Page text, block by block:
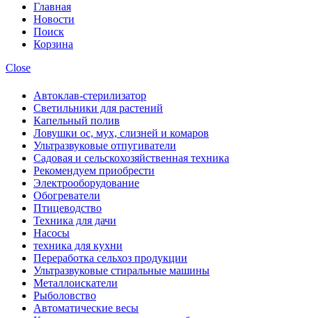
Главная
Новости
Поиск
Корзина
Close
Автоклав-стерилизатор
Светильники для растений
Капельный полив
Ловушки ос, мух, слизней и комаров
Ультразвуковые отпугиватели
Садовая и сельскохозяйственная техника
Рекомендуем приобрести
Электрооборудование
Обогреватели
Птицеводство
Техника для дачи
Насосы
техника для кухни
Переработка сельхоз продукции
Ультразвуковые стиральные машины
Металлоискатели
Рыболовство
Автоматические весы